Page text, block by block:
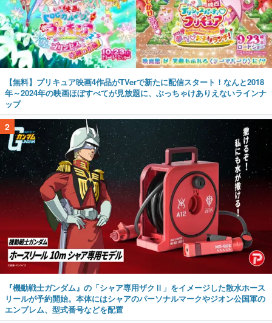
【無料】プリキュア映画4作品がTVerで新たに配信スタート！なんと2018
年～2024年の映画ほぼすべてが見放題に、ぶっちゃけありえないラインナ
ップ
2
『機動戦士ガンダム』の「シャア専用ザクⅡ」をイメージした散水ホース
リールが予約開始。本体にはシャアのパーソナルマークやジオン公国軍の
エンブレム、型式番号などを配置